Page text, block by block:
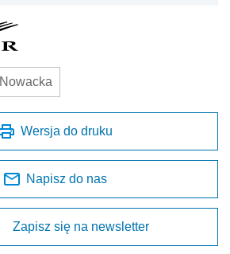
Nowacka
Wersja do druku
Napisz do nas
Zapisz się na newsletter